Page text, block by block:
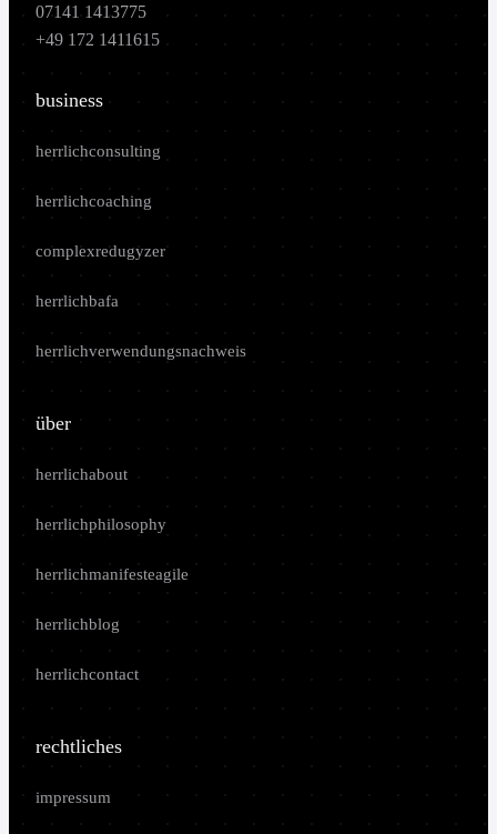
07141 1413775
+49 172 1411615
business
herrlichconsulting
herrlichcoaching
complexredugyzer
herrlichbafa
herrlichverwendungsnachweis
über
herrlichabout
herrlichphilosophy
herrlichmanifesteagile
herrlichblog
herrlichcontact
rechtliches
impressum